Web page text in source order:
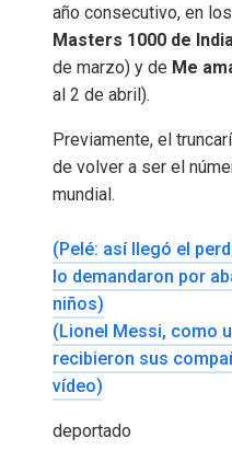
año consecutivo, en
Masters 1000 de
de marzo) y de Me
al 2 de abril).
Previamente, el
de volver a ser el
mundial.
(Pelé: así llegó el
lo demandaron por
niños)
(Lionel Messi, como
recibieron sus
vídeo)
deportado